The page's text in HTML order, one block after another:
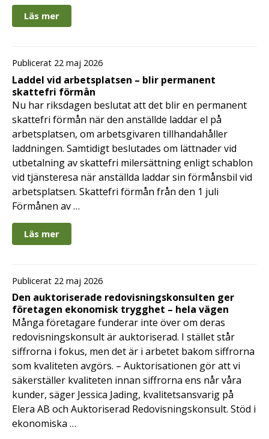
Läs mer
Publicerat 22 maj 2026
Laddel vid arbetsplatsen – blir permanent
skattefri förmån
Nu har riksdagen beslutat att det blir en permanent
skattefri förmån när den anställde laddar el på
arbetsplatsen, om arbetsgivaren tillhandahåller
laddningen. Samtidigt beslutades om lättnader vid
utbetalning av skattefri milersättning enligt schablon
vid tjänsteresa när anställda laddar sin förmånsbil vid
arbetsplatsen. Skattefri förmån från den 1 juli
Förmånen av …
Läs mer
Publicerat 22 maj 2026
Den auktoriserade redovisningskonsulten ger
företagen ekonomisk trygghet – hela vägen
Många företagare funderar inte över om deras
redovisningskonsult är auktoriserad. I stället står
siffrorna i fokus, men det är i arbetet bakom siffrorna
som kvaliteten avgörs. – Auktorisationen gör att vi
säkerställer kvaliteten innan siffrorna ens når våra
kunder, säger Jessica Jading, kvalitetsansvarig på
Elera AB och Auktoriserad Redovisningskonsult. Stöd i
ekonomiska …